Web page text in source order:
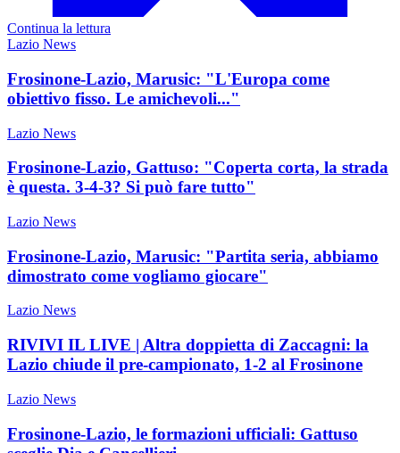
Continua la lettura
Lazio News
Frosinone-Lazio, Marusic: "L'Europa come
obiettivo fisso. Le amichevoli..."
Lazio News
Frosinone-Lazio, Gattuso: "Coperta corta, la strada
è questa. 3-4-3? Si può fare tutto"
Lazio News
Frosinone-Lazio, Marusic: "Partita seria, abbiamo
dimostrato come vogliamo giocare"
Lazio News
RIVIVI IL LIVE | Altra doppietta di Zaccagni: la
Lazio chiude il pre-campionato, 1-2 al Frosinone
Lazio News
Frosinone-Lazio, le formazioni ufficiali: Gattuso